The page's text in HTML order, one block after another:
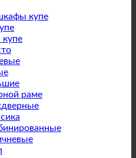
купе
раме